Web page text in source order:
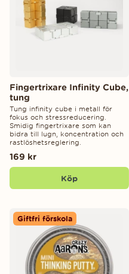
Fingertrixare Infinity Cube,
tung
Tung infinity cube i metall för
fokus och stressreducering.
Smidig fingertrixare som kan
bidra till lugn, koncentration och
rastlöshetsreglering.
169 kr
Köp
Giftfri förskola